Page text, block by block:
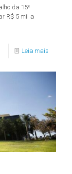
da 15ª
R$ 5 mil a
Leia mais